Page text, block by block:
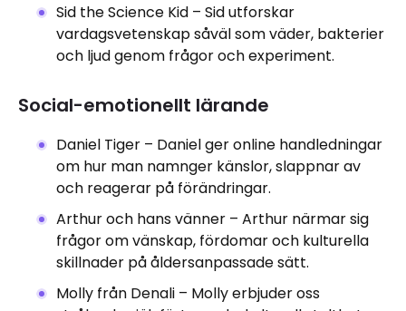
Sid the Science Kid – Sid utforskar
vardagsvetenskap såväl som väder, bakterier
och ljud genom frågor och experiment.
Social-emotionellt lärande
Daniel Tiger – Daniel ger online handledningar
om hur man namnger känslor, slappnar av
och reagerar på förändringar.
Arthur och hans vänner – Arthur närmar sig
frågor om vänskap, fördomar och kulturella
skillnader på åldersanpassade sätt.
Molly från Denali – Molly erbjuder oss